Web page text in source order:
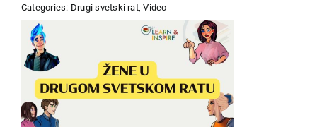
Categories: Drugi svetski rat,Video